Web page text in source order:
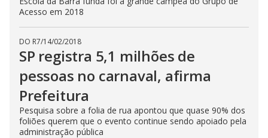
Acesso em 2018
DO R7/14/02/2018
SP registra 5,1 milhões de
pessoas no carnaval, afirma
Prefeitura
Pesquisa sobre a folia de rua apontou que quase 90% dos
foliões querem que o evento continue sendo apoiado pela
administração pública